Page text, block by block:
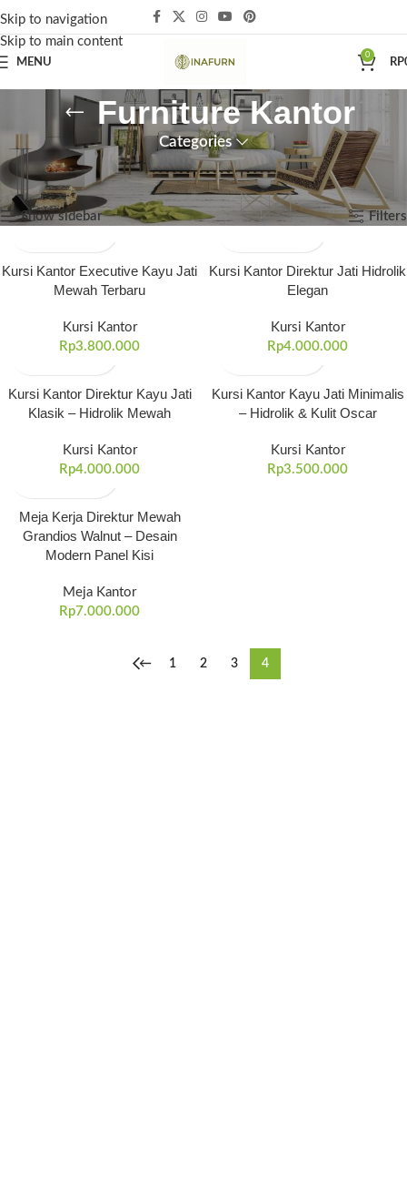
Skip to navigation
Skip to main content
MENU
0
RP
Furniture Kantor
Categories
Beranda Furniture Kantor
Halaman 4
Menampilkan 37–41 dari 41 hasil
Show sidebar Filters
Kursi Kantor Executive Kayu Jati
Mewah Terbaru
Kursi Kantor
Rp3.800.000
Kursi Kantor Direktur Jati Hidrolik
Elegan
Kursi Kantor
Rp4.000.000
Kursi Kantor Direktur Kayu Jati
Klasik – Hidrolik Mewah
Kursi Kantor
Rp4.000.000
Kursi Kantor Kayu Jati Minimalis
– Hidrolik & Kulit Oscar
Kursi Kantor
Rp3.500.000
Meja Kerja Direktur Mewah
Grandios Walnut – Desain
Modern Panel Kisi
Meja Kantor
Rp7.000.000
← 1 2 3 4